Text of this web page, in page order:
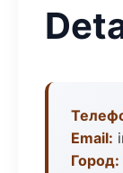
Email:
Город: